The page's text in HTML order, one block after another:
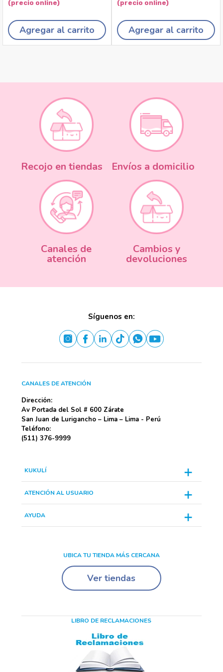
Agregar al carrito Agregar al carrito
Recojo en tiendas Envíos a domicilio
Canales de
atención
Cambios y
devoluciones
CANALES DE ATENCIÓN
Dirección:
Av Portada del Sol # 600 Zárate
San Juan de Lurigancho – Lima – Lima - Perú
Teléfono:
(511) 376-9999
Síguenos en:
KUKULÍ
ATENCIÓN AL USUARIO
AYUDA
UBICA TU TIENDA MÁS CERCANA
Ver tiendas
LIBRO DE RECLAMACIONES